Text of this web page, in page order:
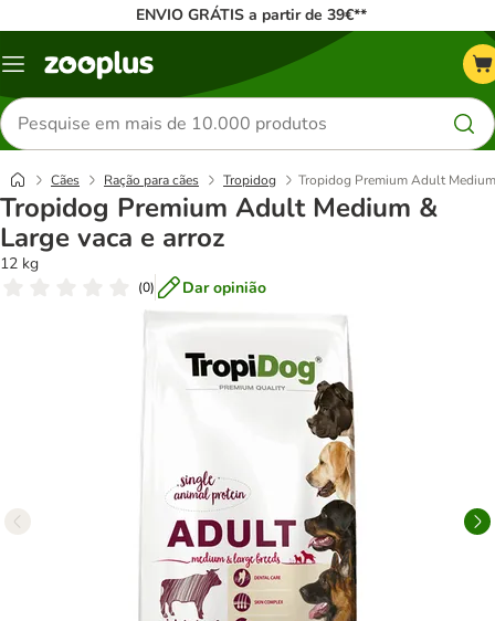
ENVIO GRÁTIS a partir de 39€**
Menu
Pesquisar
produtos
Cães Ração para cães Tropidog Tropidog Premium Adult
Tropidog Premium Adult Medium &
Large vaca e arroz
12 kg
(0) Dar opinião